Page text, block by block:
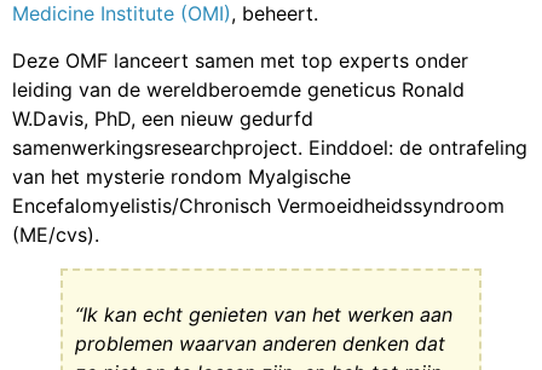
Medicine Institute (OMI), beheert.
Deze OMF lanceert samen met top experts onder
leiding van de wereldberoemde geneticus Ronald
W.Davis, PhD, een nieuw gedurfd
samenwerkingsresearchproject. Einddoel: de ontrafeling
van het mysterie rondom Myalgische
Encefalomyelistis/Chronisch Vermoeidheidssyndroom
(ME/cvs).
“Ik kan echt genieten van het werken aan
problemen waarvan anderen denken dat